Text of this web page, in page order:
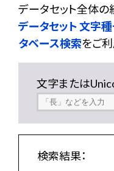
データセット全体の
データセット 文字
タベース検索をご利
文字または
検索結果：